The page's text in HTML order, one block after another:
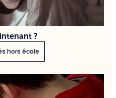
?
hors école